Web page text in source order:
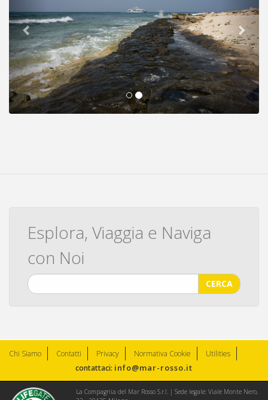
Esplora, Viaggia e Naviga
con Noi
CERCA
Chi Siamo Contatti Privacy Normativa Cookie
Utilities
contattaci: info@mar-rosso.it
La Compagnia del Mar Rosso S.r.l. | Sede legale: Viale Monte Nero,